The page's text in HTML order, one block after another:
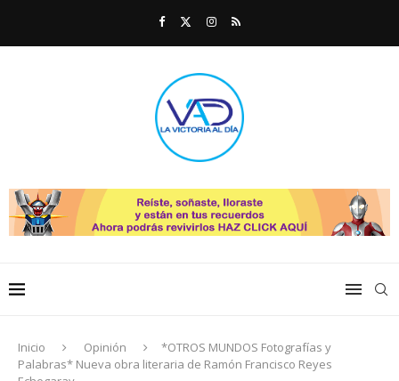
Inicio Opinión
*OTROS MUNDOS Fotografías y
Palabras* Nueva obra literaria de Ramón Francisco Reyes